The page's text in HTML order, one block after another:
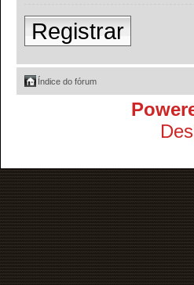
Registrar
Índice do fórum